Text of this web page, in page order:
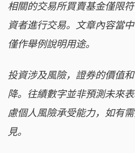
相關的交易所買賣基金僅限
資者進行交易。文章內容當
僅作舉例說明用途。
投資涉及風險，證券的價值
降。往績數字並非預測未來
慮個人風險承受能力，如有
見。